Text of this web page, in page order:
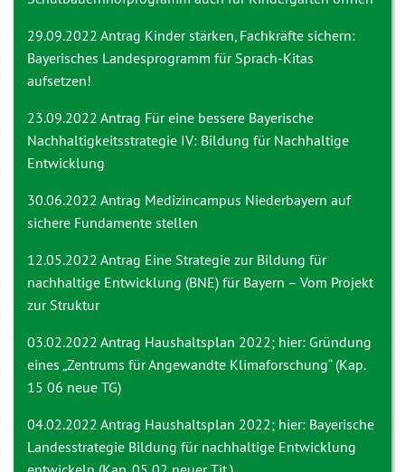
29.09.2022 Antrag Kinder stärken, Fachkräfte sichern:
Bayerisches Landesprogramm für Sprach-Kitas
aufsetzen!
23.09.2022 Antrag Für eine bessere Bayerische
Nachhaltigkeitsstrategie IV: Bildung für Nachhaltige
Entwicklung
30.06.2022 Antrag Medizincampus Niederbayern auf
sichere Fundamente stellen
12.05.2022 Antrag Eine Strategie zur Bildung für
nachhaltige Entwicklung (BNE) für Bayern – Vom Projekt
zur Struktur
03.02.2022 Antrag Haushaltsplan 2022; hier: Gründung
eines „Zentrums für Angewandte Klimaforschung“ (Kap.
15 06 neue TG)
04.02.2022 Antrag Haushaltsplan 2022; hier: Bayerische
Landesstrategie Bildung für nachhaltige Entwicklung